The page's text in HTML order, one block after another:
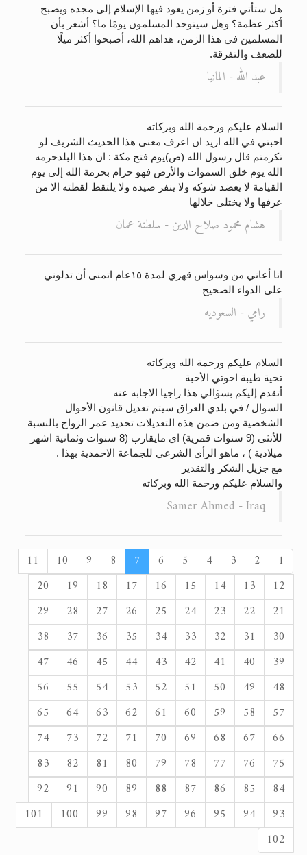
هل ستأتي فترة أو زمن يعود فيها الإسلام إلى مجده ويصبح
أكثر عظمة؟ وهل سيتوحد المسلمون يومًا ما؟ أشعر بأن
المسلمين في هذا الزمن، هداهم الله، أصبحوا أكثر ميلًا
للضعف والتفرقة.
عبد الله - المانيا
السلام عليكم ورحمة الله وبركاته
احبتي في الله اريد ان اعرف معنى هذا الحديث الشريف لو
تكرمتم قال رسول الله (ص)يوم فتح مكة : ان هذا البلدحرمه
الله يوم خلق السموات والأرض فهو حرام بحرمة الله إلى يوم
القيامة لا يعضد شوكه ولا ينفر صيده ولا يلتقط لقطته الا من
عرفها ولا يختلى خلالها
هشام محمود صلاح الدين - سلطنة عمان
انا أعاني من وسواس قهري لمدة ١٥عام اتمنى أن تدلوني
على الدواء الصحيح
رامي - السعوديه
السلام عليكم ورحمة الله وبركاته
تحية طيبة اخوتي الأحبة
أتقدم إليكم بسؤالي هذا راجيا الاجابه عنه
السوال / في بلدي العراق سيتم تعديل قانون الأحوال
الشخصية ومن ضمن هذه التعديلات تحديد عمر الزواج بالنسبة
للأنثى (9 سنوات قمرية) اي مايقارب (8 سنوات وثمانية اشهر
ميلادية ) ، ماهو الرأي الشرعي للجماعة الاحمدية بهذا .
مع جزيل الشكر والتقدير
والسلام عليكم ورحمة الله وبركاته
Samer Ahmed - Iraq
1
2
3
4
5
6
7
8
9
10
11
12
13
14
15
16
17
18
19
20
21
22
23
24
25
26
27
28
29
30
31
32
33
34
35
36
37
38
39
40
41
42
43
44
45
46
47
48
49
50
51
52
53
54
55
56
57
58
59
60
61
62
63
64
65
66
67
68
69
70
71
72
73
74
75
76
77
78
79
80
81
82
83
84
85
86
87
88
89
90
91
92
93
94
95
96
97
98
99
100
101
102